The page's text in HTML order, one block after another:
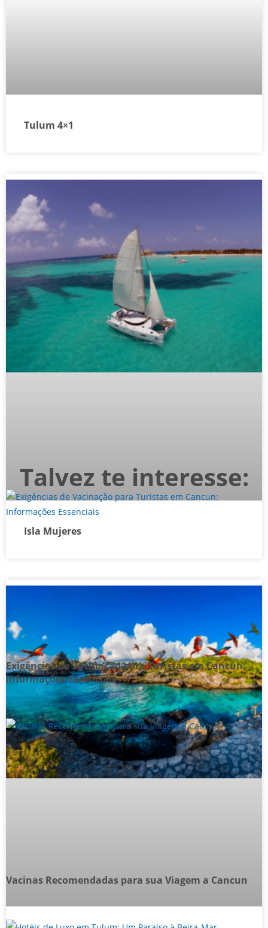
Tulum 4×1
Isla Mujeres
Talvez te interesse:
Exigências de Vacinação para Turistas em Cancun:
Informações Essenciais
Vacinas Recomendadas para sua Viagem a Cancun